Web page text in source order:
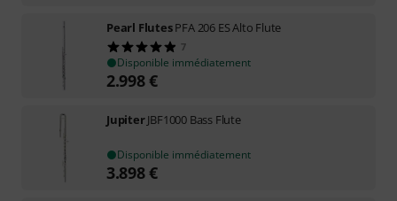
Pearl FlutesPFA 206 ES Alto Flute
7
Disponible immédiatement
2.998€
JupiterJBF1000 Bass Flute
Disponible immédiatement
3.898€